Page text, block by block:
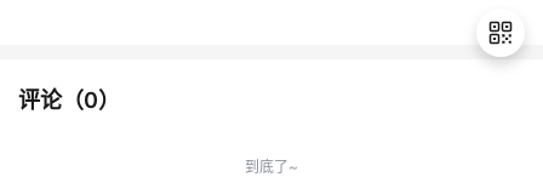
评论（0）
到底了~